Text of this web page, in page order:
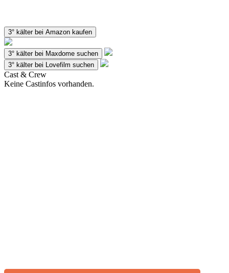
3° kälter bei Amazon kaufen
3° kälter bei Maxdome suchen
3° kälter bei Lovefilm suchen
Cast & Crew
Keine Castinfos vorhanden.